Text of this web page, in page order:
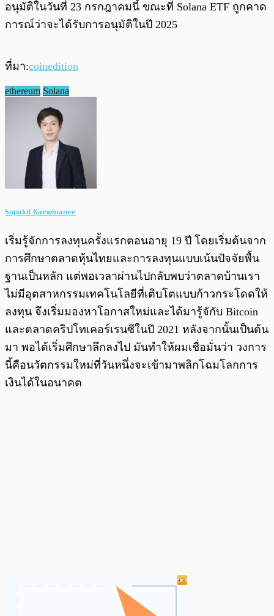
อนุมัติในวันที่ 23 กรกฎาคมนี้ ขณะที่ Solana ETF ถูกคาด
การณ์ว่าจะได้รับการอนุมัติในปี 2025
ที่มา:coinedition
ethereum Solana
Supakit Kaewmanee
เริ่มรู้จักการลงทุนครั้งแรกตอนอายุ 19 ปี โดยเริ่มต้นจาก
การศึกษาตลาดหุ้นไทยและการลงทุนแบบเน้นปัจจัยพื้น
ฐานเป็นหลัก แต่พอเวลาผ่านไปกลับพบว่าตลาดบ้านเรา
ไม่มีอุตสาหกรรมเทคโนโลยีที่เติบโตแบบก้าวกระโดดให้
ลงทุน จึงเริ่มมองหาโอกาสใหม่และได้มารู้จักับ Bitcoin
และตลาดคริปโทเคอร์เรนซีในปี 2021 หลังจากนั้นเป็นต้น
มา พอได้เริ่มศึกษาลึกลงไป มันทำให้ผมเชื่อมั่นว่า วงการ
นี้คือนวัตกรรมใหม่ที่วันหนึ่งจะเข้ามาพลิกโฉมโลกการ
เงินได้ในอนาคต